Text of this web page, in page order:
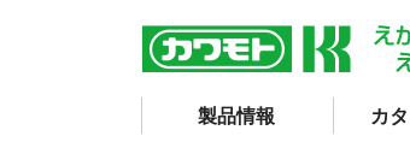
製品情報 カ